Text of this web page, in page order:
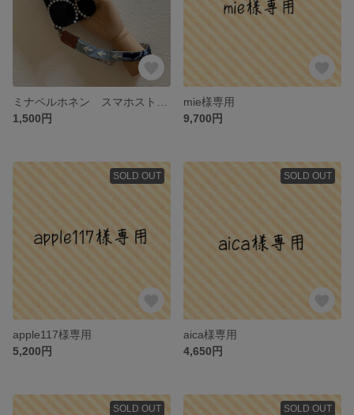
1,500円
mie様専用
9,700円
SOLD OUT
apple117様専用
5,200円
SOLD OUT
aica様専用
4,650円
SOLD OUT SOLD OUT